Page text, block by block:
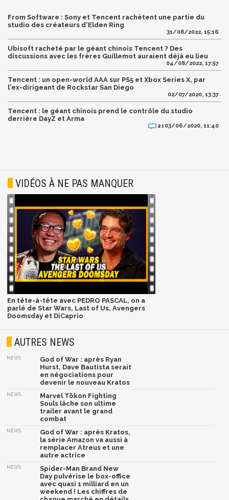
From Software : Sony et Tencent rachètent une partie du
studio des créateurs d'Elden Ring
31/08/2022, 15:16
Ubisoft racheté par le géant chinois Tencent ? Des
discussions avec les frères Guillemot auraient déjà eu lieu
04/08/2022, 17:57
Tencent : un open-world AAA sur PS5 et Xbox Series X, par
l'ex-dirigeant de Rockstar San Diego
02/07/2020, 13:37
Tencent : le géant chinois prend le contrôle du studio
derrière DayZ et Arma
2 | 03/06/2020, 11:40
VIDÉOS À NE PAS MANQUER
En tête-à-tête avec PEDRO PASCAL, on a
parlé de Star Wars, Last of Us, Avengers
Doomsday et DiCaprio
AUTRES NEWS
NEWS
God of War : après Ryan
Hurst, Dave Bautista serait
en négociations pour
devenir le nouveau Kratos
NEWS
Marvel Tōkon Fighting
Souls lâche son ultime
trailer avant le grand
combat
NEWS
God of War : après Kratos,
la série Amazon va aussi à
remplacer Atreus et une
autre actrice
NEWS
Spider-Man Brand New
Day pulvérise le box-office
avec quasi 1 milliard en un
weekend ! Les chiffres de